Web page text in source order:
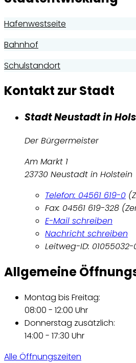
Hafenwestseite
Bahnhof
Schulstandort
Kontakt zur Stadt
Stadt Neustadt in
Der Bürgermeister
Am Markt 1
23730 Neustadt in Holstein
Telefon: 04561 619-0
Fax: 04561 619-328
E-Mail schreiben
Nachricht schreiben
Leitweg-ID:
Allgemeine
Montag bis Freitag:
08:00 - 12:00 Uhr
Donnerstag zusätzlich:
14:00 - 17:30 Uhr
Alle Öffnungszeiten